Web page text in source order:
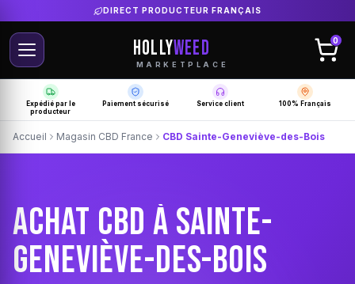
LIVRAISON GRATUITE SELON PRODUCTEUR
HOLLYWEED
MARKETPLACE
0
Expédié par le
producteur
Paiement sécurisé Service client 100% Français
Accueil Magasin CBD France CBD Sainte-Geneviève-des-Bois
ACHAT CBD À SAINTE-
GENEVIÈVE-DES-BOIS